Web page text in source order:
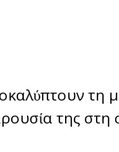
τη
της στη